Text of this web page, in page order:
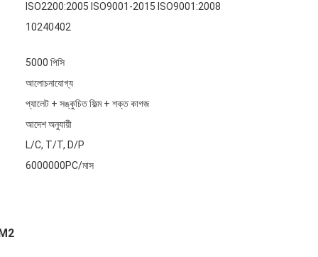
ISO2200:2005 ISO9001-2015 ISO9001:2008
10240402
5000 পিসি
আলোচনাযোগ্য
প্যালেট + সঙ্কুচিত ফিল্ম + শক্ত কাগজ
আদেশ অনুযায়ী
L/C, T/T, D/P
6000000PC/মাস
M2